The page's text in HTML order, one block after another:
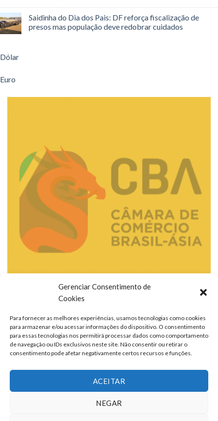
Gerenciar Consentimento de
Cookies
Para fornecer as melhores experiências, usamos tecnologias como cookies
para armazenar e/ou acessar informações do dispositivo. O consentimento
para essas tecnologias nos permitirá processar dados como comportamento
de navegação ou IDs exclusivos neste site. Não consentir ou retirar o
consentimento pode afetar negativamente certos recursos e funções.
ACEITAR
NEGAR
Saidinha do Dia dos Pais: DF reforça fiscalização de
presos mas população deve redobrar cuidados
Dólar
Euro